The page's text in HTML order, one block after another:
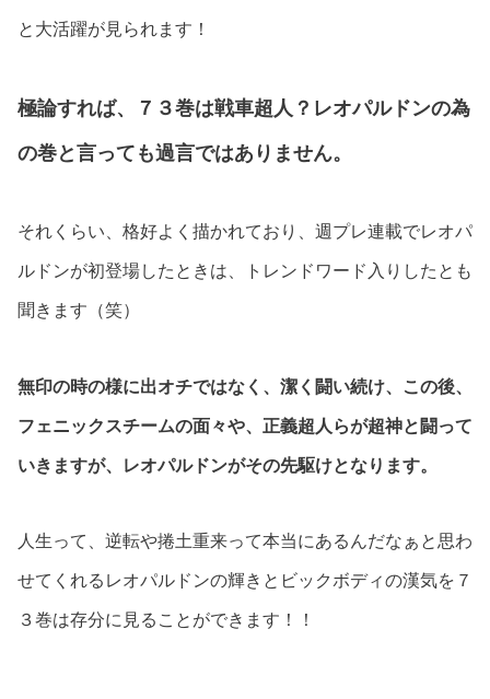
と大活躍が見られます！
極論すれば、７３巻は戦車超人？レオパルドンの為
の巻と言っても過言ではありません。
それくらい、格好よく描かれており、週プレ連載でレオパ
ルドンが初登場したときは、トレンドワード入りしたとも
聞きます（笑）
無印の時の様に出オチではなく、潔く闘い続け、この後、
フェニックスチームの面々や、正義超人らが超神と闘って
いきますが、レオパルドンがその先駆けとなります。
人生って、逆転や捲土重来って本当にあるんだなぁと思わ
せてくれるレオパルドンの輝きとビックボディの漢気を７
３巻は存分に見ることができます！！